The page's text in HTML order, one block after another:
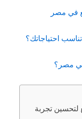
احتياجاتك؟
مصر؟
تجربة